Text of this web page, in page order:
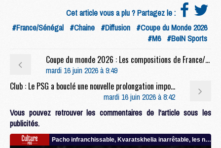
Cet article vous a plu ? Partagez le :
#France/Sénégal #Chaine #Diffusion #Coupe du Monde 2026
#M6 #BeIN Sports
Coupe du monde 2026 : Les compositions de France/Sénégal selon la presse avec 2 Parisiens
mardi 16 juin 2026 à 9:49
Club : Le PSG a bouclé une nouvelle prolongation importante
mardi 16 juin 2026 à 8:42
Vous pouvez retrouver les commentaires de l'article sous les
publicités.